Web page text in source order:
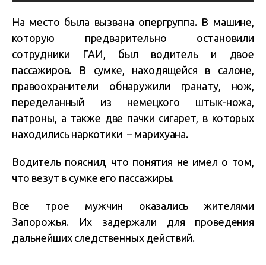
На место была вызвана опергруппа. В машине,
которую предварительно остановили
сотрудники ГАИ, был водитель и двое
пассажиров. В сумке, находящейся в салоне,
правоохранители обнаружили гранату, нож,
переделанный из немецкого штык-ножа,
патроны, а также две пачки сигарет, в которых
находились наркотики – марихуана.
Водитель пояснил, что понятия не имел о том,
что везут в сумке его пассажиры.
Все трое мужчин оказались жителями
Запорожья. Их задержали для проведения
дальнейших следственных действий.